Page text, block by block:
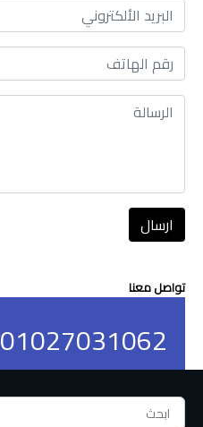
ارسال
تواصل معنا
01027031062